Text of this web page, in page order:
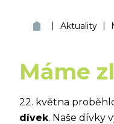
ZŠ a MŠ
| Aktuality |
Máme
22. května
dívek. Naše dívky